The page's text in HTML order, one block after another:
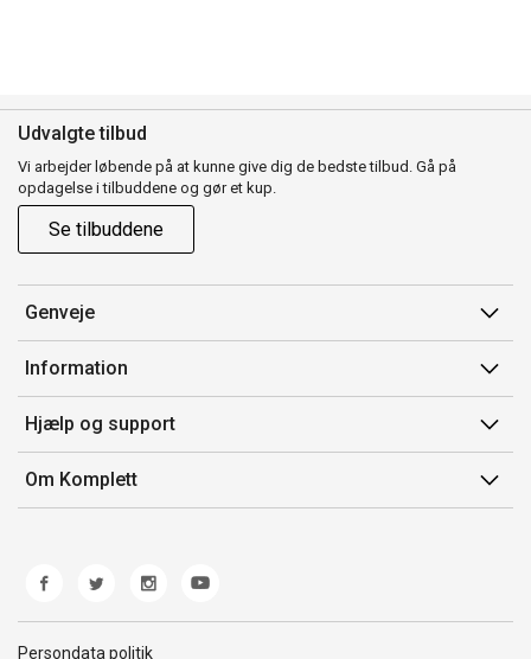
Udvalgte tilbud
Vi arbejder løbende på at kunne give dig de bedste tilbud. Gå på
opdagelse i tilbuddene og gør et kup.
Se tilbuddene
Genveje
Min side
Ordrehistorik
Gavekort
Information
Salgsbetingelser
Mærker/producent
Fortrydelsesret
Hjælp og support
Kontakt os
Kundeservice
Fejl/Mangler
Fragt og levering
Om Komplett
Persondata politik